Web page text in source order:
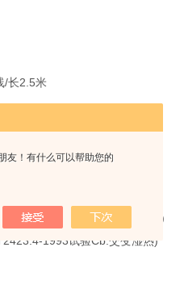
友！有什么可以帮助您的
/长2.5米
验
温试验方法)
温试验方法)
1993试验Ca:恒定湿热试验)
1993试验Cb:交变湿热)